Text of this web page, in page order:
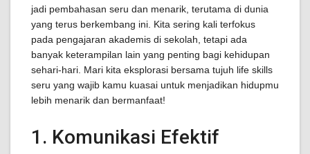
jadi pembahasan seru dan menarik, terutama di dunia
yang terus berkembang ini. Kita sering kali terfokus
pada pengajaran akademis di sekolah, tetapi ada
banyak keterampilan lain yang penting bagi kehidupan
sehari-hari. Mari kita eksplorasi bersama tujuh life skills
seru yang wajib kamu kuasai untuk menjadikan hidupmu
lebih menarik dan bermanfaat!
1. Komunikasi Efektif